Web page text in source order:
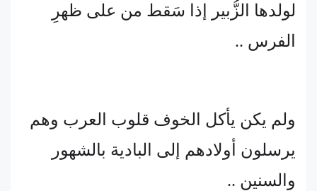
لولدها الزُّبير إذا سَقط من على ظهرِ
الفرس ..
ولم يكن يأكل الخوف قلوب العرب وهم
يرسلون أولادهم إلى البادية بالشهور
والسنين ..